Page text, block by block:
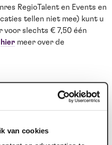
van cookies
RegioTalent en Events en
tellen niet mee) kunt u
voor slechts € 7,50 één
hier meer over de
u voor een vast bedrag
van de voorstellingen in
kost slechts
Leeshiermeer over de